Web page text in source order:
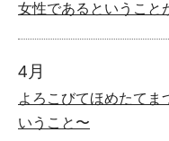
女性であるということ
4月
よろこびてほめたて
いうこと〜